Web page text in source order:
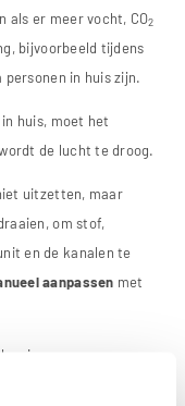
als er meer vocht, CO2
bijvoorbeeld tijdens
in huis zijn.
huis, moet het
de lucht te droog.
uitzetten, maar
om stof,
en de kanalen te
aanpassen met
in een